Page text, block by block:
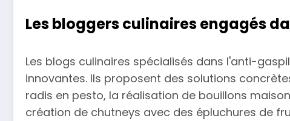
Les bloggers culinaires engagés
Les blogs culinaires spécialisés dans l'anti-
innovantes. Ils proposent des solutions
radis en pesto, la réalisation de bouillons
création de chutneys avec des épluchures de